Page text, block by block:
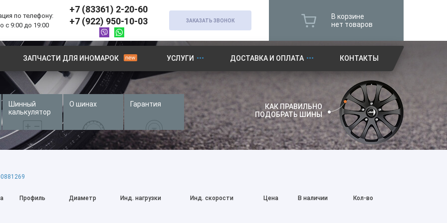
по телефону:
с 9:00 до 19:00
+7 (83361) 2-20-60
+7 (922) 950-10-03
ЗАКАЗАТЬ ЗВОНОК
В корзине
нет товаров
ЗАПЧАСТИ ДЛЯ ИНОМАРОК УСЛУГИ ДОСТАВКА И ОПЛАТА КОНТАКТЫ
Шинный
калькулятор
О шинах Гарантия
КАК ПРАВИЛЬНО
ПОДОБРАТЬ ШИНЫ
Профиль Диаметр Инд. нагрузки Инд. скорости Цена В наличии Кол-во